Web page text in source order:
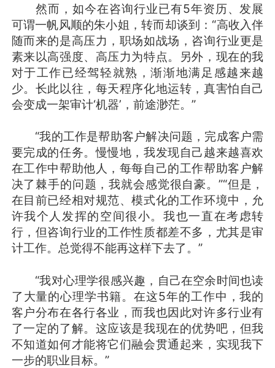
然而，如今在咨询行业已有5年资历、发展
可谓一帆风顺的朱小姐，转而却谈到：“高收入伴
随而来的是高压力，职场如战场，咨询行业更是
素来以高强度、高压力为特点。另外，现在的我
对于工作已经驾轻就熟，渐渐地满足感越来越
少。长此以往，每天程序化地运转，真害怕自己
会变成一架审计‘机器’，前途渺茫。”
“我的工作是帮助客户解决问题，完成客户需
要完成的任务。慢慢地，我发现自己越来越喜欢
在工作中帮助他人，每每自己的工作帮助客户解
决了棘手的问题，我就会感觉很自豪。”“但是，
在目前已经相对规范、模式化的工作环境中，允
许我个人发挥的空间很小。我也一直在考虑转
行，但咨询行业的工作性质都差不多，尤其是审
计工作。总觉得不能再这样下去了。”
“我对心理学很感兴趣，自己在空余时间也读
了大量的心理学书籍。在这5年的工作中，我的
客户分布在各行各业，而我也因此对许多行业有
了一定的了解。这应该是我现在的优势吧，但我
不知道如何才能将它们融会贯通起来，实现我下
一步的职业目标。”